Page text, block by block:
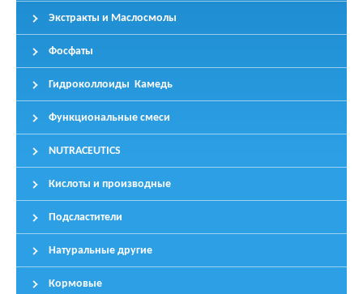
Экстракты и Маслосмолы
Фосфаты
Гидроколлоиды Камедь
Функциональные смеси
NUTRACEUTICS
Кислоты и производные
Подсластители
Натуральные другие
Кормовые